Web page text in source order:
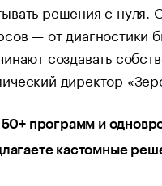
решения с нуля.
— от диагностики
создавать
директор
50+ программ и
кастомные